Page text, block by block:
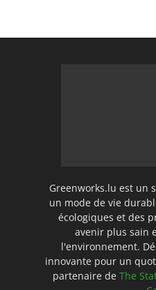
Greenworks.lu est un
un mode de vie
écologiques et des
avenir plus sain
l'environnement.
innovante pour un
partenaire de The